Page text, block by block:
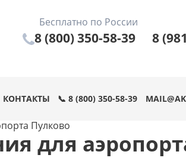
Бесплатно по России
8 (800) 350-58-39 8
КОНТАКТЫ 📞 8 (800) 350-58-39
Пулково
для